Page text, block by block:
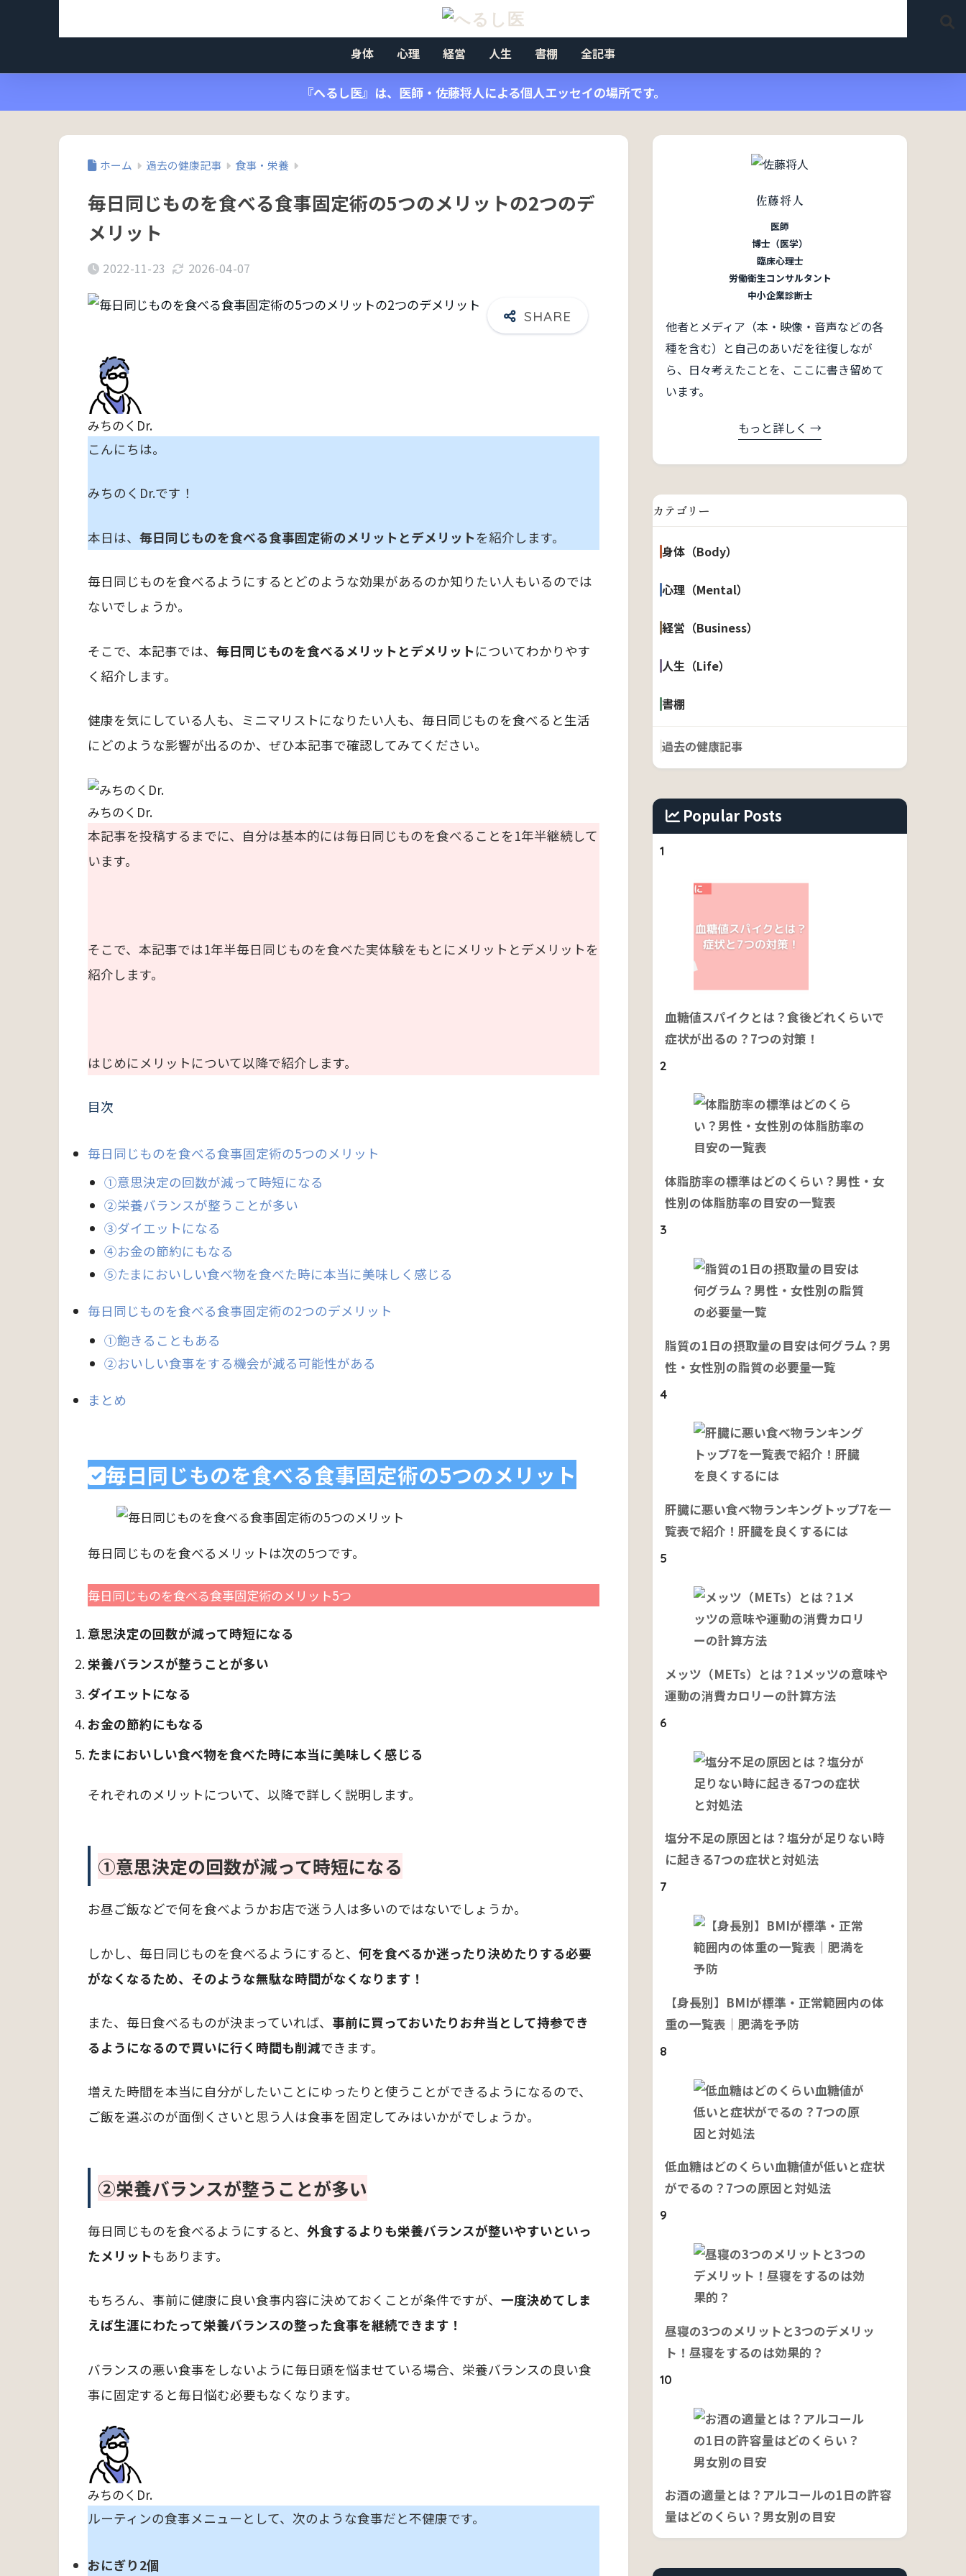
身体 心理 経営 人生 書棚 全記事
『へるし医』は、医師・佐藤将人による個人エッセイの場所です。
ホーム 過去の健康記事 食事・栄養
毎日同じものを食べる食事固定術の5つのメリットの2つのデ
メリット
2022-11-23 2026-04-07
みちのくDr.
こんにちは。
みちのくDr.です！
本日は、 毎日同じものを食べる食事固定術のメリットとデメリットを紹介します。
毎日同じものを食べるようにするとどのような効果があるのか知りたい人もいるのでは
ないでしょうか。
そこで、本記事では、 毎日同じものを食べるメリットとデメリットについてわかりやす
く紹介します。
健康を気にしている人も、ミニマリストになりたい人も、毎日同じものを食べると生活
にどのような影響が出るのか、ぜひ本記事で確認してみてください。
みちのくDr.
本記事を投稿するまでに、自分は基本的には毎日同じものを食べることを1年半継続して
います。
そこで、本記事では1年半毎日同じものを食べた実体験をもとにメリットとデメリットを
紹介します。
はじめにメリットについて以降で紹介します。
目次
毎日同じものを食べる食事固定術の5つのメリット
①意思決定の回数が減って時短になる
②栄養バランスが整うことが多い
③ダイエットになる
④お金の節約にもなる
⑤たまにおいしい食べ物を食べた時に本当に美味しく感じる
毎日同じものを食べる食事固定術の2つのデメリット
①飽きることもある
②おいしい食事をする機会が減る可能性がある
まとめ
毎日同じものを食べる食事固定術の5つのメリット
毎日同じものを食べるメリットは次の5つです。
毎日同じものを食べる食事固定術のメリット5つ
意思決定の回数が減って時短になる
栄養バランスが整うことが多い
ダイエットになる
お金の節約にもなる
たまにおいしい食べ物を食べた時に本当に美味しく感じる
それぞれのメリットについて、以降で詳しく説明します。
①意思決定の回数が減って時短になる
お昼ご飯などで何を食べようかお店で迷う人は多いのではないでしょうか。
しかし、毎日同じものを食べるようにすると、 何を食べるか迷ったり決めたりする必要
がなくなるため、そのような無駄な時間がなくなります！
また、毎日食べるものが決まっていれば、 事前に買っておいたりお弁当として持参でき
るようになるので買いに行く時間も削減できます。
増えた時間を本当に自分がしたいことにゆったりと使うことができるようになるので、
ご飯を選ぶのが面倒くさいと思う人は食事を固定してみはいかがでしょうか。
②栄養バランスが整うことが多い
毎日同じものを食べるようにすると、 外食するよりも栄養バランスが整いやすいといっ
たメリットもあります。
もちろん、事前に健康に良い食事内容に決めておくことが条件ですが、 一度決めてしま
えば生涯にわたって栄養バランスの整った食事を継続できます！
バランスの悪い食事をしないように毎日頭を悩ませている場合、栄養バランスの良い食
事に固定すると毎日悩む必要もなくなります。
みちのくDr.
ルーティンの食事メニューとして、次のような食事だと不健康です。
おにぎり2個
佐藤将人
医師
博士（医学）
臨床心理士
労働衛生コンサルタント
中小企業診断士
他者とメディア（本・映像・音声などの各
種を含む）と自己のあいだを往復しなが
ら、日々考えたことを、ここに書き留めて
います。
もっと詳しく →
カテゴリー
身体（Body）
心理（Mental）
経営（Business）
人生（Life）
書棚
過去の健康記事
Popular Posts
1
血糖値スパイクとは？食後どれくらいで
症状が出るの？7つの対策！
2
体脂肪率の標準はどのくらい？男性・女
性別の体脂肪率の目安の一覧表
3
脂質の1日の摂取量の目安は何グラム？男
性・女性別の脂質の必要量一覧
4
肝臓に悪い食べ物ランキングトップ7を一
覧表で紹介！肝臓を良くするには
5
メッツ（METs）とは？1メッツの意味や
運動の消費カロリーの計算方法
6
塩分不足の原因とは？塩分が足りない時
に起きる7つの症状と対処法
7
【身長別】BMIが標準・正常範囲内の体
重の一覧表｜肥満を予防
8
低血糖はどのくらい血糖値が低いと症状
がでるの？7つの原因と対処法
9
昼寝の3つのメリットと3つのデメリッ
ト！昼寝をするのは効果的？
10
お酒の適量とは？アルコールの1日の許容
量はどのくらい？男女別の目安